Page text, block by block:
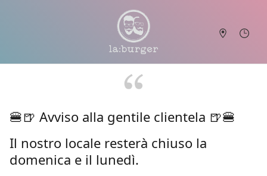
🍔🍺 Avviso alla gentile clientela 🍺🍔
Il nostro locale resterà chiuso la
domenica e il lunedì.